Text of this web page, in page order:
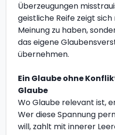
Überzeugungen
geistliche Reife zeigt
Meinung zu haben,
das eigene
übernehmen.
Ein Glaube ohne
Glaube
Wo Glaube relevant ist,
Wer diese Spannung
will, zahlt mit innerer